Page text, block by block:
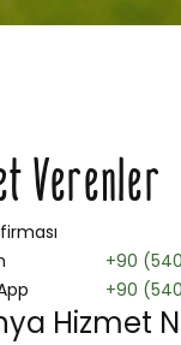
Verenler
+90
+90
Hizmet